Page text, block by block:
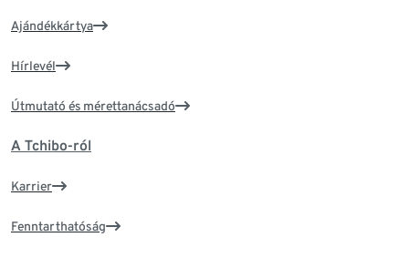
Ajándékkártya
Hírlevél
Útmutató és mérettanácsadó
A Tchibo-ról
Karrier
Fenntarthatóság